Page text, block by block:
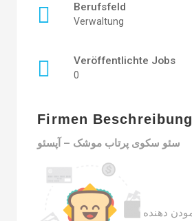
Berufsfeld
Verwaltung
Veröffentlichte Jobs
0
Firmen Beschreibung
سئو سکوی پرتاب موشک – آپسئو